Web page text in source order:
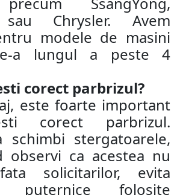
sau Chrysler. Avem
modele de masini
a lungul a peste 4
corect parbrizul?
este foarte important
corect parbrizul.
schimbi stergatoarele,
observi ca acestea nu
solicitarilor, evita
puternice folosite